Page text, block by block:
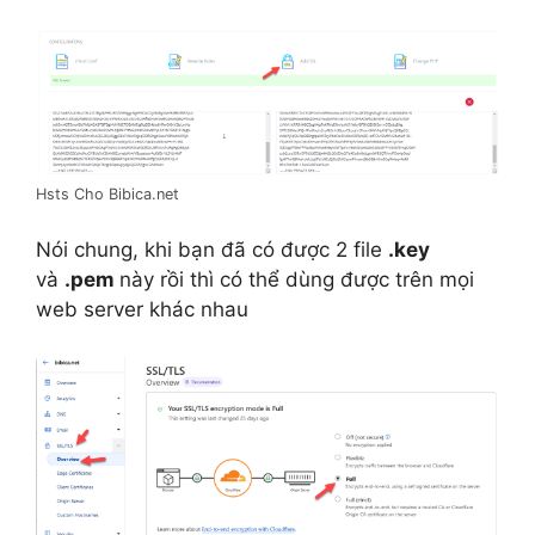
Hsts Cho Bibica.net
Nói chung, khi bạn đã có được 2 file .key
và .pem này rồi thì có thể dùng được trên mọi
web server khác nhau